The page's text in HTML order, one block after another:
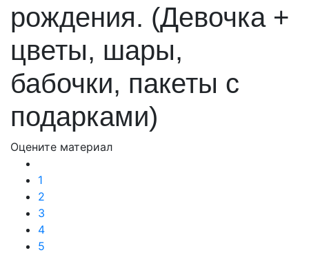
рождения. (Девочка +
цветы, шары,
бабочки, пакеты с
подарками)
Оцените материал
1
2
3
4
5